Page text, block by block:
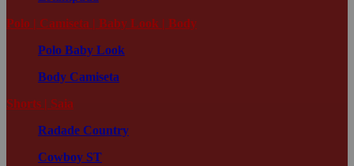
Polo | Camiseta | Baby Look | Body
Polo Baby Look
Body Camiseta
Shorts | Saia
Radade Country
Cowboy ST